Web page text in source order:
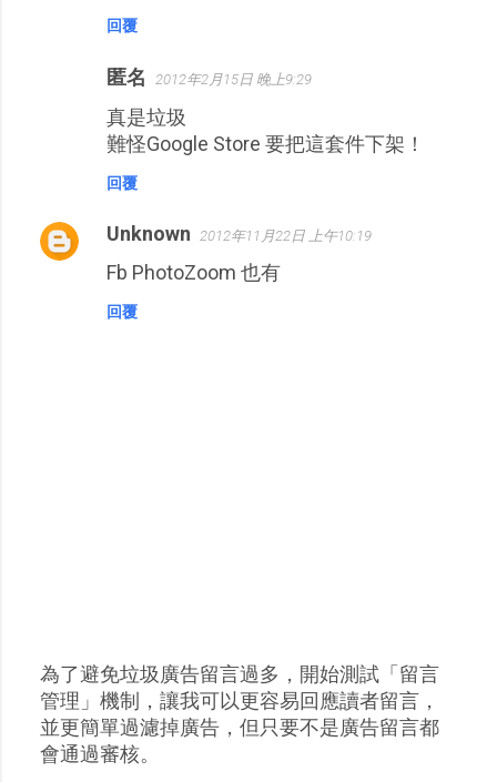
回覆
匿名 2012年2月15日 晚上9:29
真是垃圾
難怪Google Store 要把這套件下架！
回覆
Unknown 2012年11月22日 上午10:19
Fb PhotoZoom 也有
回覆
張
貼
留
為了避免垃圾廣告留言過多，開始測試「留言
管理」機制，讓我可以更容易回應讀者留言，
並更簡單過濾掉廣告，但只要不是廣告留言都
會通過審核。